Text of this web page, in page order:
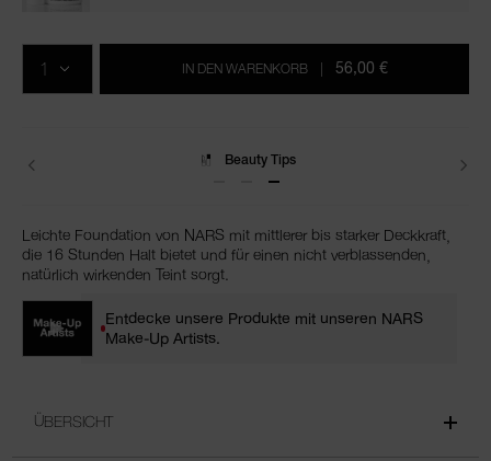
den
Warenkorb-
Aktionen
MENGE
IN DEN WARENKORB 56,00 €
Lieferungen
Leichte Foundation von NARS mit mittlerer bis starker Deckkraft,
die 16 Stunden Halt bietet und für einen nicht verblassenden,
natürlich wirkenden Teint sorgt.
Entdecke unsere Produkte mit unseren NARS
Make-Up Artists.
ÜBERSICHT